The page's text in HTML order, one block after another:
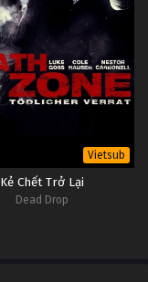
Vietsub
Kẻ Chết Trở Lại
Dead Drop